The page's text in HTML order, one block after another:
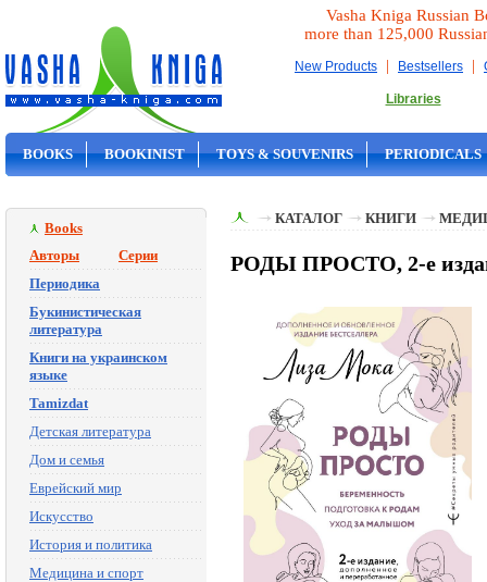
Vasha Kniga Russian
more than 125,000
New Products | Bestsellers |
Libraries
BOOKS BOOKINIST TOYS & SOUVENIRS PERIODICALS
Books
Авторы
Серии
Периодика
Букинистическая
литература
Книги на украинском
языке
Tamizdat
Детская литература
Дом и семья
Еврейский мир
Искусство
История и политика
Медицина и спорт
КАТАЛОГ КНИГИ
РОДЫ ПРОСТО, 2-е